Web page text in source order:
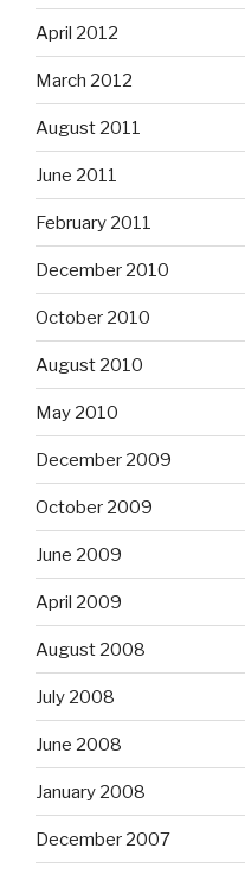
April 2012
March 2012
August 2011
June 2011
February 2011
December 2010
October 2010
August 2010
May 2010
December 2009
October 2009
June 2009
April 2009
August 2008
July 2008
June 2008
January 2008
December 2007